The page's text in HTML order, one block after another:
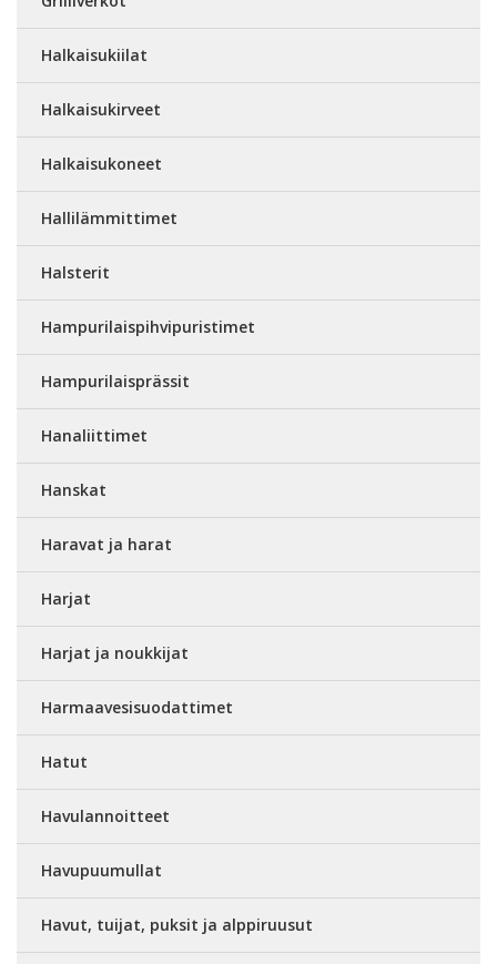
Halkaisukiilat
Halkaisukirveet
Halkaisukoneet
Hallilämmittimet
Halsterit
Hampurilaispihvipuristimet
Hampurilaisprässit
Hanaliittimet
Hanskat
Haravat ja harat
Harjat
Harjat ja noukkijat
Harmaavesisuodattimet
Hatut
Havulannoitteet
Havupuumullat
Havut, tuijat, puksit ja alppiruusut